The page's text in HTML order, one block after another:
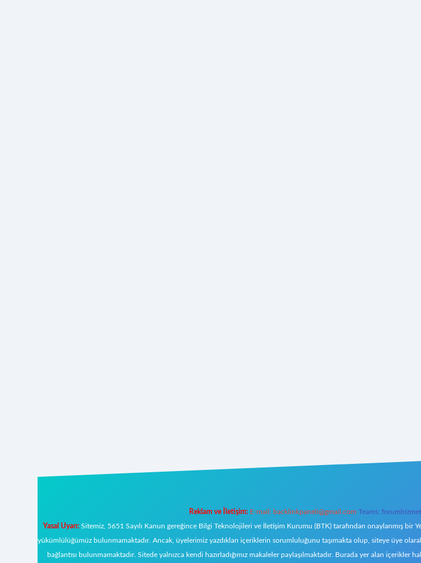
Reklam ve İletişim: E-mail: backlinkpaneli@gmail.com Teams:
Yasal Uyarı:Sitemiz, 5651 Sayılı Kanun gereğince Bilgi Teknolojileri ve İletişim Kurumu (BTK) tarafından onaylanmış bir
yükümlülüğümüz bulunmamaktadır. Ancak, üyelerimiz yazdıkları içeriklerin sorumluluğunu taşımakta olup, siteye üye
bağlantısı bulunmamaktadır. Sitede yalnızca kendi hazırladığımız makaleler paylaşılmaktadır. Burada yer alan